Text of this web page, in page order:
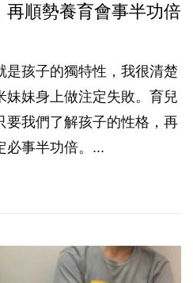
再順勢養育會事半功倍
是孩子的獨特性，我很清楚
妹妹身上做注定失敗。育兒
要我們了解孩子的性格，再
必事半功倍。...